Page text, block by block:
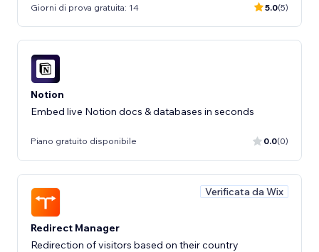
Giorni di prova gratuita: 14 5.0(5)
Notion
Embed live Notion docs & databases in seconds
Piano gratuito disponibile 0.0(0)
Verificata da Wix
Redirect Manager
Redirection of visitors based on their country